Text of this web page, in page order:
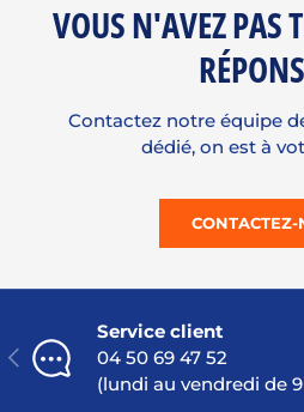
VOUS N'AVEZ PAS
Contactez notre équipe
dédié, on est à
CONTACTEZ-
PRÉCÉDENT
Service client
04 50 69 47 52
(lundi au vendredi de